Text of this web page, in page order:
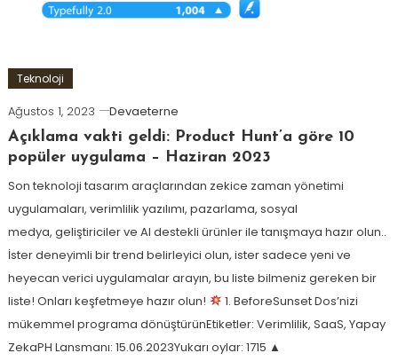
Teknoloji
Ağustos 1, 2023
Devaeterne
Açıklama vakti geldi: Product Hunt’a göre 10
popüler uygulama – Haziran 2023
Son teknoloji tasarım araçlarından zekice zaman yönetimi
uygulamaları, verimlilik yazılımı, pazarlama, sosyal
medya, geliştiriciler ve AI destekli ürünler ile tanışmaya hazır olun..
İster deneyimli bir trend belirleyici olun, ister sadece yeni ve
heyecan verici uygulamalar arayın, bu liste bilmeniz gereken bir
liste! Onları keşfetmeye hazır olun!
1. BeforeSunset Dos’nizi
mükemmel programa dönüştürünEtiketler: Verimlilik, SaaS, Yapay
ZekaPH Lansmanı: 15.06.2023Yukarı oylar: 1715 ▲